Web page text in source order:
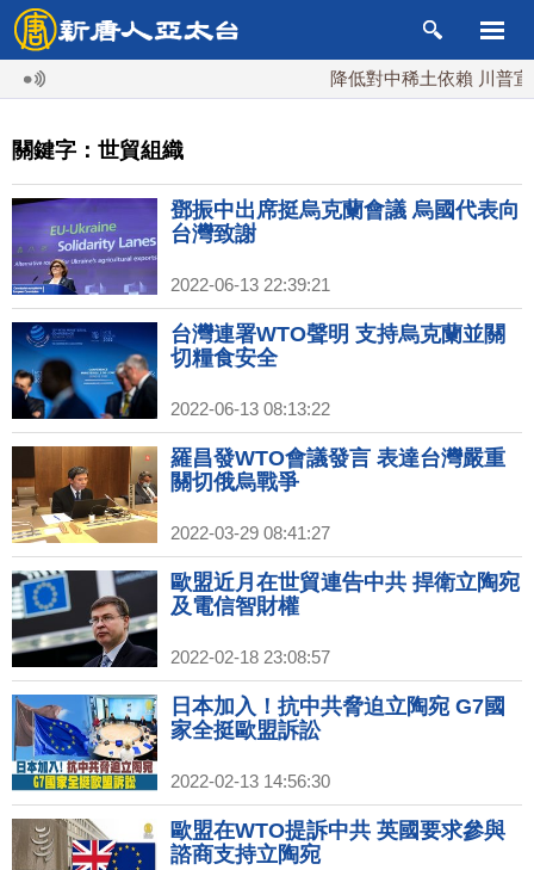
降低對中稀土依賴 川普宣
關鍵字：世貿組織
鄧振中出席挺烏克蘭會議 烏國代表向
台灣致謝
2022-06-13 22:39:21
台灣連署WTO聲明 支持烏克蘭並關
切糧食安全
2022-06-13 08:13:22
羅昌發WTO會議發言 表達台灣嚴重
關切俄烏戰爭
2022-03-29 08:41:27
歐盟近月在世貿連告中共 捍衛立陶宛
及電信智財權
2022-02-18 23:08:57
日本加入！抗中共脅迫立陶宛 G7國
家全挺歐盟訴訟
2022-02-13 14:56:30
歐盟在WTO提訴中共 英國要求參與
諮商支持立陶宛